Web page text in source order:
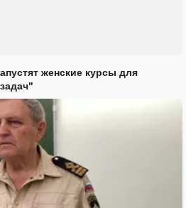
женские курсы для